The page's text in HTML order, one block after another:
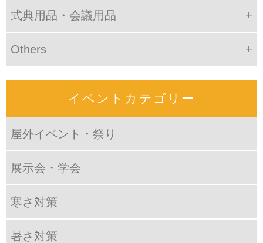
式典用品・会議用品
Others
イベントカテゴリー
屋外イベント・祭り
展示会・学会
寒さ対策
暑さ対策